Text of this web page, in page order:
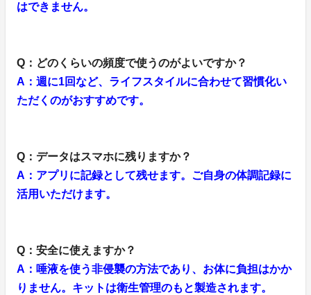
はできません。
Q：どのくらいの頻度で使うのがよいですか？
A：週に1回など、ライフスタイルに合わせて習慣化い
ただくのがおすすめです。
Q：データはスマホに残りますか？
A：アプリに記録として残せます。ご自身の体調記録に
活用いただけます。
Q：安全に使えますか？
A：唾液を使う非侵襲の方法であり、お体に負担はかか
りません。キットは衛生管理のもと製造されます。